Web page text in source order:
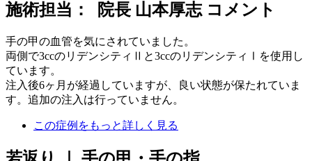
施術担当： 院長 山本厚志 コメント
手の甲の血管を気にされていました。
両側で3ccのリデンシティⅡと3ccのリデンシティⅠを使用し
ています。
注入後6ヶ月が経過していますが、良い状態が保たれていま
す。追加の注入は行っていません。
この症例をもっと詳しく見る